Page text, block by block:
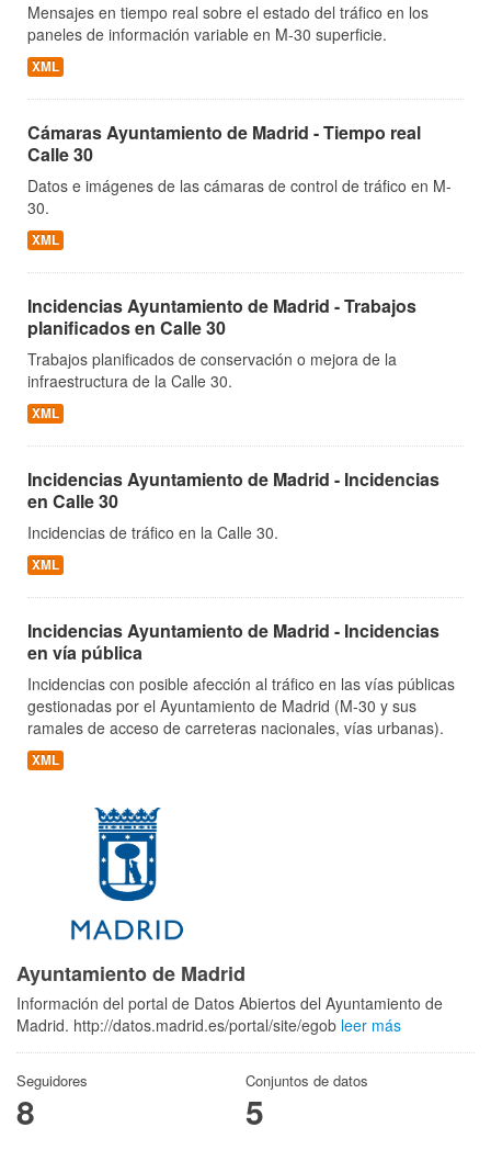
Mensajes en tiempo real sobre el estado del tráfico en los
paneles de información variable en M-30 superficie.
XML
Cámaras Ayuntamiento de Madrid - Tiempo real
Calle 30
Datos e imágenes de las cámaras de control de tráfico en M-
30.
XML
Incidencias Ayuntamiento de Madrid - Trabajos
planificados en Calle 30
Trabajos planificados de conservación o mejora de la
infraestructura de la Calle 30.
XML
Incidencias Ayuntamiento de Madrid - Incidencias
en Calle 30
Incidencias de tráfico en la Calle 30.
XML
Incidencias Ayuntamiento de Madrid - Incidencias
en vía pública
Incidencias con posible afección al tráfico en las vías públicas
gestionadas por el Ayuntamiento de Madrid (M-30 y sus
ramales de acceso de carreteras nacionales, vías urbanas).
XML
Ayuntamiento de Madrid
Información del portal de Datos Abiertos del Ayuntamiento de
Madrid. http://datos.madrid.es/portal/site/egob leer más
Seguidores
8
Conjuntos de datos
5